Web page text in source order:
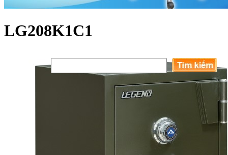
LG208K1C1